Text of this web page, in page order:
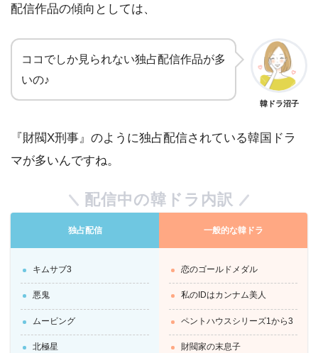
配信作品の傾向としては、
ココでしか見られない独占配信作品が多
いの♪
韓ドラ沼子
『財閥X刑事』のように独占配信されている韓国ドラ
マが多いんですね。
配信中の韓ドラ内訳
独占配信
キムサブ3
悪鬼
ムービング
北極星
一般的な韓ドラ
恋のゴールドメダル
私のIDはカンナム美人
ペントハウスシリーズ1から3
財閥家の末息子